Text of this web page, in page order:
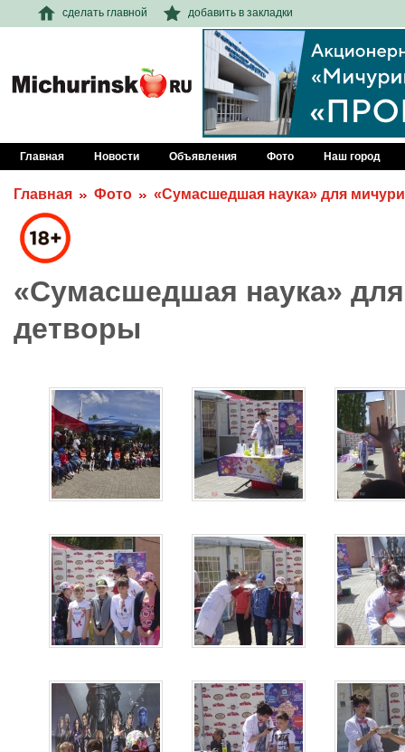
сделать главной добавить в закладки
Главная Новости Объявления Фото Наш город
Главная Фото «Сумасшедшая наука» для
«Сумасшедшая наука»
детворы